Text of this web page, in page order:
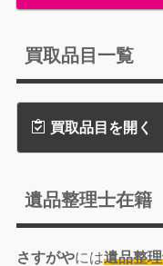
買取品目一覧
買取品目を開く
遺品整理士在籍
さすがやには遺品整